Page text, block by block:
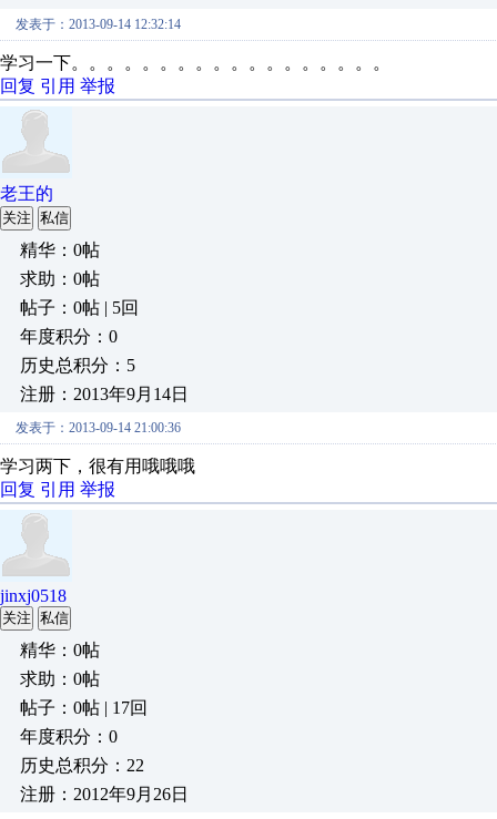
发表于：2013-09-14 12:32:14
学习一下。。。。。。。。。。。。。。。。。。
回复 引用 举报
老王的
关注 私信
精华：0帖
求助：0帖
帖子：0帖 | 5回
年度积分：0
历史总积分：5
注册：2013年9月14日
发表于：2013-09-14 21:00:36
学习两下，很有用哦哦哦
回复 引用 举报
jinxj0518
关注 私信
精华：0帖
求助：0帖
帖子：0帖 | 17回
年度积分：0
历史总积分：22
注册：2012年9月26日